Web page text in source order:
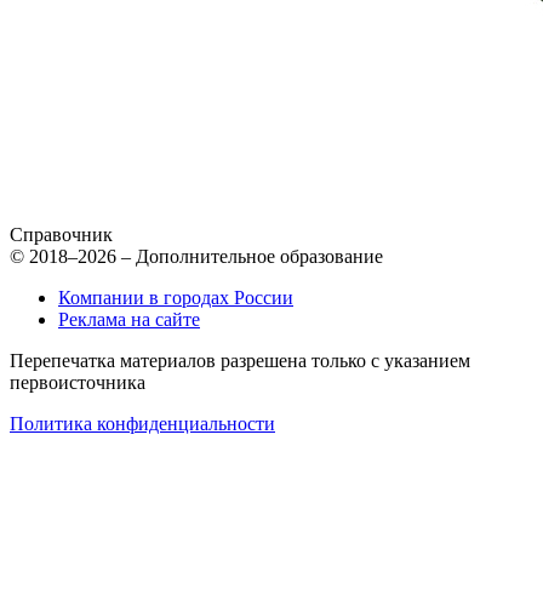
Справочник
© 2018–2026 – Дополнительное образование
Компании в городах России
Реклама на сайте
Перепечатка материалов разрешена только с указанием
первоисточника
Политика конфиденциальности